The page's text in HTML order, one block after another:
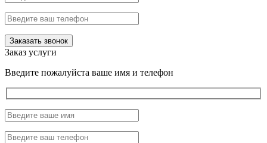
Заказ услуги
Введите пожалуйста ваше имя и телефон